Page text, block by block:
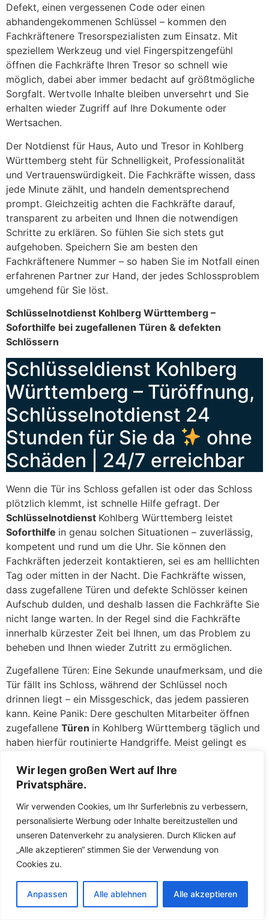
Wir legen großen Wert auf Ihre
Privatsphäre.
Wir verwenden Cookies, um Ihr Surferlebnis zu verbessern,
personalisierte Werbung oder Inhalte bereitzustellen und
unseren Datenverkehr zu analysieren. Durch Klicken auf
„Alle akzeptieren“ stimmen Sie der Verwendung von
Cookies zu.
Anpassen Alle ablehnen Alle akzeptieren
Defekt, einen vergessenen Code oder einen
abhandengekommenen Schlüssel – kommen den
Fachkräftenere Tresorspezialisten zum Einsatz. Mit
speziellem Werkzeug und viel Fingerspitzengefühl
öffnen die Fachkräfte Ihren Tresor so schnell wie
möglich, dabei aber immer bedacht auf größtmögliche
Sorgfalt. Wertvolle Inhalte bleiben unversehrt und Sie
erhalten wieder Zugriff auf Ihre Dokumente oder
Wertsachen.
Der Notdienst für Haus, Auto und Tresor in Kohlberg
Württemberg steht für Schnelligkeit, Professionalität
und Vertrauenswürdigkeit. Die Fachkräfte wissen, dass
jede Minute zählt, und handeln dementsprechend
prompt. Gleichzeitig achten die Fachkräfte darauf,
transparent zu arbeiten und Ihnen die notwendigen
Schritte zu erklären. So fühlen Sie sich stets gut
aufgehoben. Speichern Sie am besten den
Fachkräftenere Nummer – so haben Sie im Notfall einen
erfahrenen Partner zur Hand, der jedes Schlossproblem
umgehend für Sie löst.
Schlüsselnotdienst Kohlberg Württemberg –
Soforthilfe bei zugefallenen Türen & defekten
Schlössern
Schlüsseldienst Kohlberg
Württemberg – Türöffnung,
Schlüsselnotdienst 24
Stunden für Sie da
ohne
Schäden | 24/7 erreichbar
Wenn die Tür ins Schloss gefallen ist oder das Schloss
plötzlich klemmt, ist schnelle Hilfe gefragt. Der
Schlüsselnotdienst Kohlberg Württemberg leistet
Soforthilfe in genau solchen Situationen – zuverlässig,
kompetent und rund um die Uhr. Sie können den
Fachkräften jederzeit kontaktieren, sei es am helllichten
Tag oder mitten in der Nacht. Die Fachkräfte wissen,
dass zugefallene Türen und defekte Schlösser keinen
Aufschub dulden, und deshalb lassen die Fachkräfte Sie
nicht lange warten. In der Regel sind die Fachkräfte
innerhalb kürzester Zeit bei Ihnen, um das Problem zu
beheben und Ihnen wieder Zutritt zu ermöglichen.
Zugefallene Türen: Eine Sekunde unaufmerksam, und die
Tür fällt ins Schloss, während der Schlüssel noch
drinnen liegt – ein Missgeschick, das jedem passieren
kann. Keine Panik: Dere geschulten Mitarbeiter öffnen
zugefallene Türen in Kohlberg Württemberg täglich und
haben hierfür routinierte Handgriffe. Meist gelingt es
Schloss oder an der Tür zu öffnen. Mit
Spezialwerkzeugen wie Türfallenkarten oder
Drahtschlingen greifen die Fachkräfte die Türfalle und
öffnen in wenigen Augenblicken. Sie werden erleichtert
sein, wie schnell und unkompliziert Sie wieder in Ihre
Wohnung gelangen, als wäre nichts gewesen.
Defekte Schlösser: Ein klemmendes oder gebrochenes
Schloss kann ebenso ärgerlich sein. Wenn der Schlüssel
sich nicht mehr drehen lässt, im Schloss abgebrochen
ist oder das Schloss nach einem versuchten Einbruch